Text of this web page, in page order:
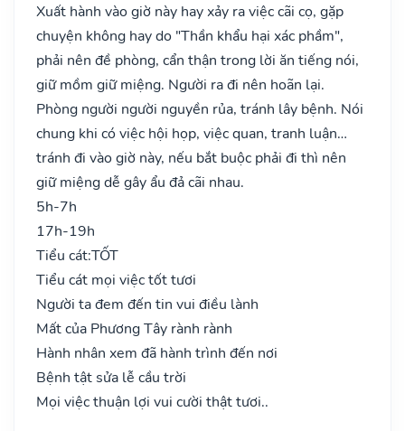
Xuất hành vào giờ này hay xảy ra việc cãi cọ, gặp
chuyện không hay do "Thần khẩu hại xác phầm",
phải nên đề phòng, cẩn thận trong lời ăn tiếng nói,
giữ mồm giữ miệng. Người ra đi nên hoãn lại.
Phòng người người nguyền rủa, tránh lây bệnh. Nói
chung khi có việc hội họp, việc quan, tranh luận…
tránh đi vào giờ này, nếu bắt buộc phải đi thì nên
giữ miệng dễ gây ẩu đả cãi nhau.
5h-7h
17h-19h
Tiểu cát:TỐT
Tiểu cát mọi việc tốt tươi
Người ta đem đến tin vui điều lành
Mất của Phương Tây rành rành
Hành nhân xem đã hành trình đến nơi
Bệnh tật sửa lễ cầu trời
Mọi việc thuận lợi vui cười thật tươi..